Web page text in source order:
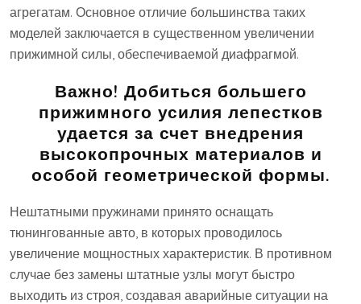
агрегатам. Основное отличие большинства таких
моделей заключается в существенном увеличении
прижимной силы, обеспечиваемой диафрагмой.
Важно! Добиться большего
прижимного усилия лепестков
удается за счет внедрения
высокопрочных материалов и
особой геометрической формы.
Нештатными пружинами принято оснащать
тюнингованные авто, в которых проводилось
увеличение мощностных характеристик. В противном
случае без замены штатные узлы могут быстро
выходить из строя, создавая аварийные ситуации на